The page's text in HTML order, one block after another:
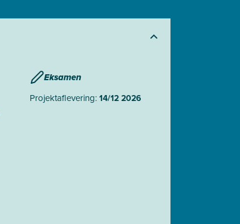
Eksamen
Projektaflevering:14/12 2026